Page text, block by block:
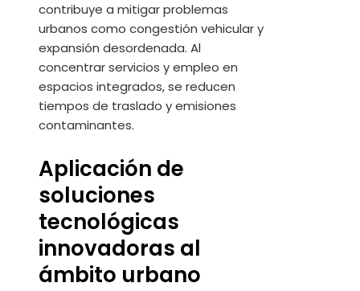
contribuye a mitigar problemas
urbanos como congestión vehicular y
expansión desordenada. Al
concentrar servicios y empleo en
espacios integrados, se reducen
tiempos de traslado y emisiones
contaminantes.
Aplicación de
soluciones
tecnológicas
innovadoras al
ámbito urbano